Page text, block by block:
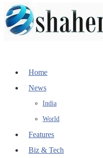
Home
News
India
World
Features
Biz & Tech